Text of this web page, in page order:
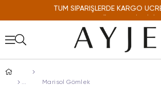
ONLINE'A ÖZEL %10 İNDİRİM
Marisol Gömlek